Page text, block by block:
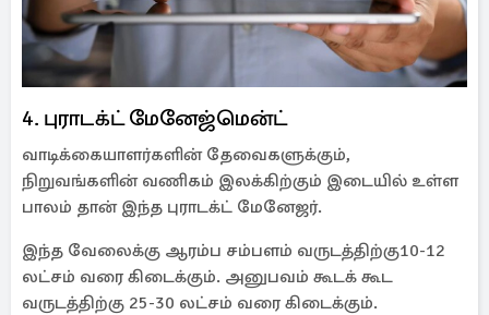
4. புராடக்ட் மேனேஜ்மென்ட்
வாடிக்கையாளர்களின் தேவைகளுக்கும்,
நிறுவங்களின் வணிகம் இலக்கிற்கும் இடையில் உள்ள
பாலம் தான் இந்த புராடக்ட் மேனேஜர்.
இந்த வேலைக்கு ஆரம்ப சம்பளம் வருடத்திற்கு10-12
லட்சம் வரை கிடைக்கும். அனுபவம் கூடக் கூட
வருடத்திற்கு 25-30 லட்சம் வரை கிடைக்கும்.